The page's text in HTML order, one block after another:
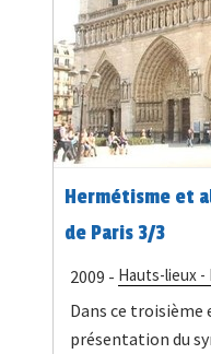
Hermétisme et
de Paris 3/3
2009 - Hauts-lieux -
Dans ce troisième
présentation du